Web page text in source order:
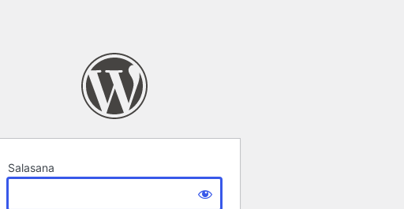
Salasana